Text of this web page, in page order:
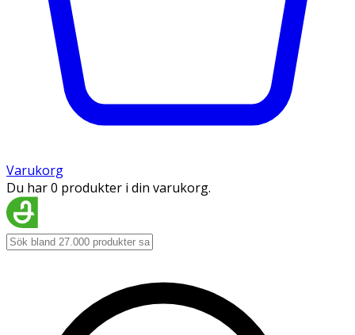
Varukorg
Du har 0 produkter i din varukorg.